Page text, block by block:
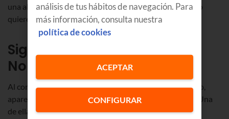
una alternativa a la que recurren muchos padres cuando
quieren asignar un nombre a sus hijas recién nacidas.
Significado del nombre de
Nora
Al concretar el significado del nombre de Nora, de nuevo,
aparecen dos teorías relacionadas con su procedencia. Una
de ellas hace referencia a su origen árabe donde Nora
análisis de tus hábitos de navegación. Para
más información, consulta nuestra
política de cookies
CONFIGURAR
ACEPTAR